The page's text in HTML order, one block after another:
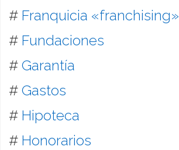
# Franquicia «franchising»
# Fundaciones
# Garantía
# Gastos
# Hipoteca
# Honorarios